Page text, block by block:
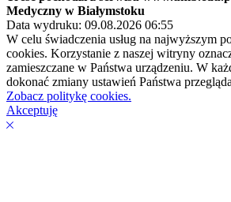
Medyczny w Białymstoku
Data wydruku: 09.08.2026 06:55
W celu świadczenia usług na najwyższym
cookies. Korzystanie z naszej witryny
zamieszczane w Państwa urządzeniu. W
dokonać zmiany ustawień Państwa
Zobacz politykę cookies.
Akceptuję